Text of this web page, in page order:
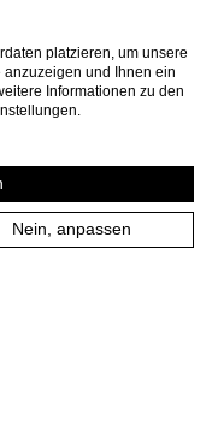
platzieren, um unsere
und Ihnen ein
Informationen zu den
Nein, anpassen